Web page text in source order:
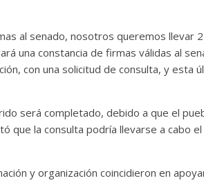
al senado, nosotros queremos llevar
una constancia de firmas válidas al
con una solicitud de consulta, y esta
será completado, debido a que el
que la consulta podría llevarse a cabo
y organización coincidieron en